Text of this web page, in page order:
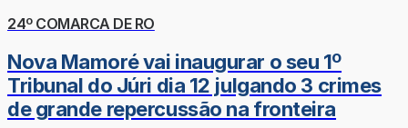
24º COMARCA DE RO
Nova Mamoré vai inaugurar o seu 1º
Tribunal do Júri dia 12 julgando 3 crimes
de grande repercussão na fronteira